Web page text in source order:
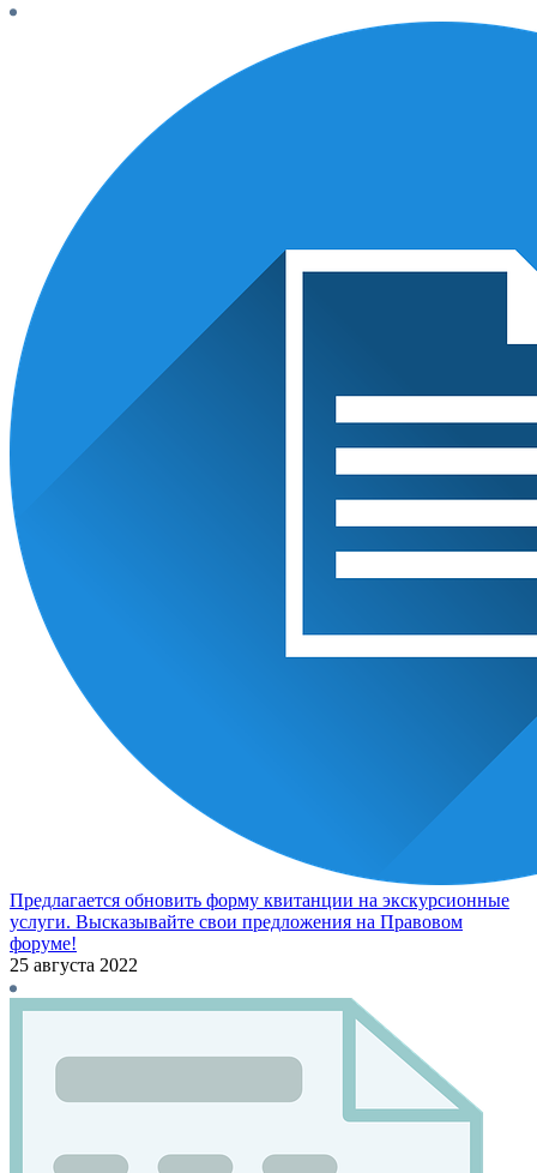
Предлагается обновить форму квитанции на экскурсионные
услуги. Высказывайте свои предложения на Правовом
форуме!
25 августа 2022